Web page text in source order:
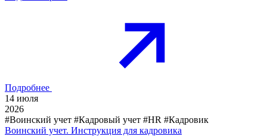
Подробнее
14 июля
2026
#Воинский учет #Кадровый учет #HR #Кадровик
Воинский учет. Инструкция для кадровика